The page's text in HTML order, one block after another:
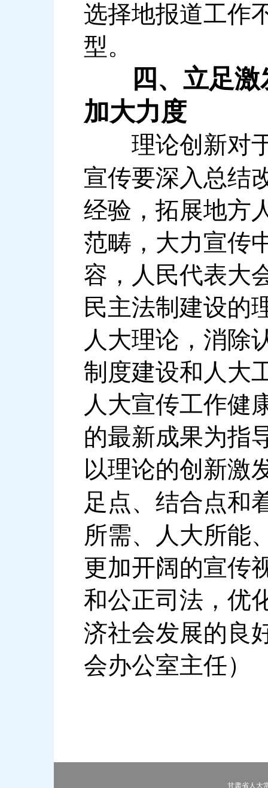
选择地报道工作
型。
四、立足
加大力度
理论创新对于
宣传要深入总结
经验，拓展地方
范畴，大力宣传
容，人民代表大
民主法制建设的
人大理论，消除
制度建设和人大
人大宣传工作健
的最新成果为指
以理论的创新激
足点、结合点和
所需、人大所能
更加开阔的宣传
和公正司法，优
济社会发展的良
会办公室主任）
甘肃省人大